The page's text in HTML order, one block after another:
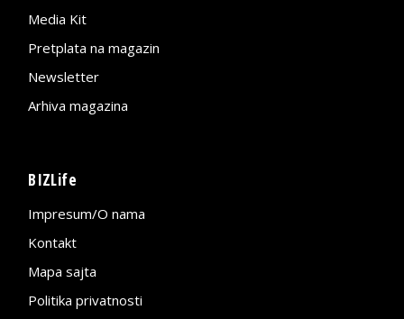
Media Kit
Pretplata na magazin
Newsletter
Arhiva magazina
BIZLife
Impresum/O nama
Kontakt
Mapa sajta
Politika privatnosti